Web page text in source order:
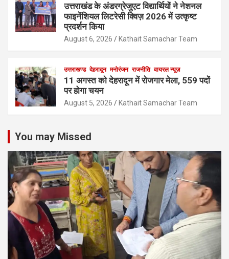
उत्तराखंड के अंडरग्रेजुएट विद्यार्थियों ने नेशनल
फाइनेंशियल लिटरेसी क्विज़ 2026 में उत्कृष्ट
प्रदर्शन किया
August 6, 2026 Kathait Samachar Team
उत्तराखण्ड देहरादून मनोरंजन राजनीति वायरल न्यूज़
11 अगस्त को देहरादून में रोजगार मेला, 559 पदों
पर होगा चयन
August 5, 2026 Kathait Samachar Team
You may Missed